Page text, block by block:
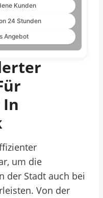
Kunden
24 Stunden
Angebot
um die
der Stadt auch bei
Von der